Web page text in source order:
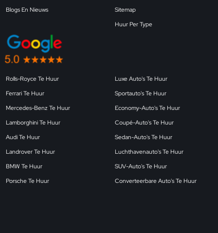
Blogs En Nieuws
Sitemap
Huur Per Type
Rolls-Royce Te Huur
Ferrari Te Huur
Mercedes-Benz Te Huur
Lamborghini Te Huur
Audi Te Huur
Landrover Te Huur
BMW Te Huur
Porsche Te Huur
Luxe Auto's Te Huur
Sportauto's Te Huur
Economy-Auto's Te Huur
Coupé-Auto's Te Huur
Sedan-Auto's Te Huur
Luchthavenauto's Te Huur
SUV-Auto's Te Huur
Converteerbare Auto's Te Huur